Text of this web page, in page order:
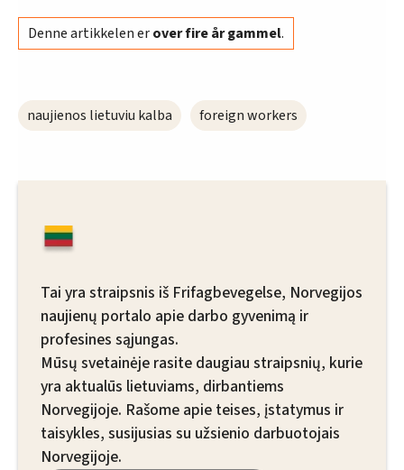
Denne artikkelen erover fire år gammel.
naujienos lietuviu kalba foreign workers
Tai yra straipsnis iš Frifagbevegelse, Norvegijos
naujienų portalo apie darbo gyvenimą ir
profesines sąjungas.
Mūsų svetainėje rasite daugiau straipsnių, kurie
yra aktualūs lietuviams, dirbantiems
Norvegijoje. Rašome apie teises, įstatymus ir
taisykles, susijusias su užsienio darbuotojais
Norvegijoje.